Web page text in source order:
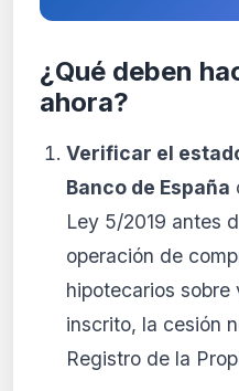
¿Qué deben
ahora?
Verificar el
Banco de España
Ley 5/2019 antes
operación de
hipotecarios sobre
inscrito, la cesión
Registro de la